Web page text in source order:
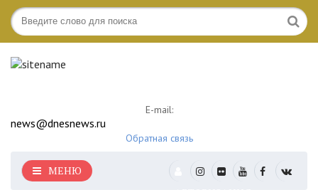
E-mail:
news@dnesnews.ru
Обратная связь
МЕНЮ